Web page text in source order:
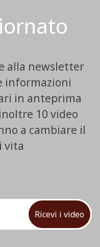
alla newsletter
informazioni
in anteprima
10 video
a cambiare il
vita
Ricevi i video